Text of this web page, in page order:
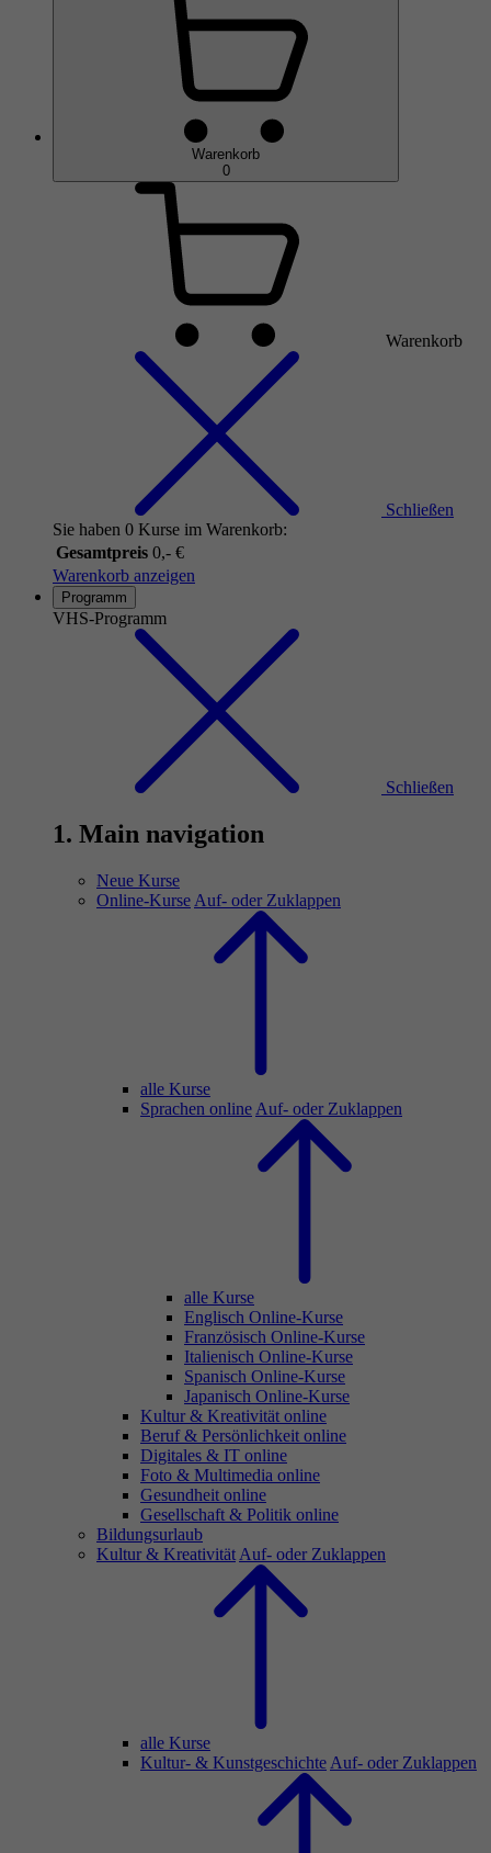
Warenkorb
0
Warenkorb
Schließen
Sie haben 0 Kurse im Warenkorb:
Gesamtpreis 0,- €
Warenkorb anzeigen
Programm
VHS-Programm
Schließen
1. Main navigation
Neue Kurse
Online-Kurse Auf- oder Zuklappen
alle Kurse
Sprachen online Auf- oder Zuklappen
alle Kurse
Englisch Online-Kurse
Französisch Online-Kurse
Italienisch Online-Kurse
Spanisch Online-Kurse
Japanisch Online-Kurse
Kultur & Kreativität online
Beruf & Persönlichkeit online
Digitales & IT online
Foto & Multimedia online
Gesundheit online
Gesellschaft & Politik online
Bildungsurlaub
Kultur & Kreativität Auf- oder Zuklappen
alle Kurse
Kultur- & Kunstgeschichte Auf- oder Zuklappen